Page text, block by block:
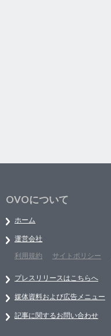
OVOについて
ホーム
運営会社
利用規約
サイトポリシー
プレスリリースはこちらへ
媒体資料および広告メニュー
記事に関するお問い合わせ